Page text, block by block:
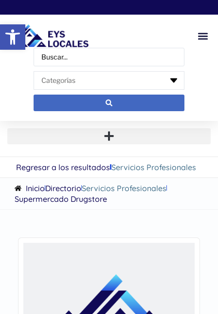
Abrir barra de herramientas
Regresar a los resultadosServicios Profesionales
InicioDirectorioServicios Profesionales
Supermercado Drugstore